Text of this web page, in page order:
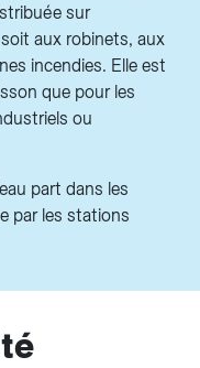
sur
aux robinets, aux
incendies. Elle est
que pour les
ou
part dans les
par les stations